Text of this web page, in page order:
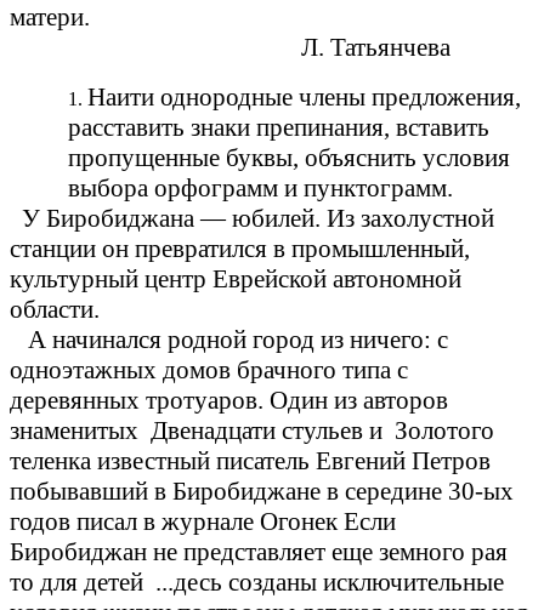
матери.
Л. Татьянчева
Наити однородные члены предложения,
расставить знаки препинания, вставить
пропущенные буквы, объяснить условия
выбора орфограмм и пунктограмм.
У Биробиджана — юбилей. Из захолустной
станции он превратился в промышленный,
культурный центр Еврейской автономной
области.
А начинался родной город из ничего: с
одноэтажных домов брачного типа с
деревянных тротуаров. Один из авторов
знаменитых Двенадцати стульев и Золотого
теленка известный писатель Евгений Петров
побывавший в Биробиджане в середине 30-ых
годов писал в журнале Огонек Если
Биробиджан не представляет еще земного рая
то для детей ...десь созданы исключительные